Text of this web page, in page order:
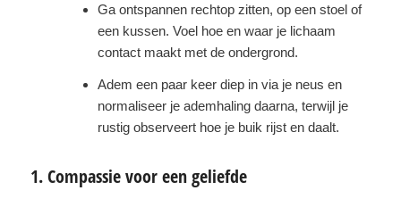
Ga ontspannen rechtop zitten, op een stoel of
een kussen. Voel hoe en waar je lichaam
contact maakt met de ondergrond.
Adem een paar keer diep in via je neus en
normaliseer je ademhaling daarna, terwijl je
rustig observeert hoe je buik rijst en daalt.
1. Compassie voor een geliefde